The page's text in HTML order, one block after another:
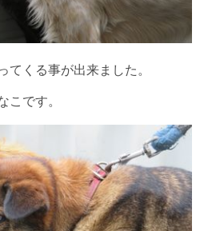
てくる事が出来ました。
こです。